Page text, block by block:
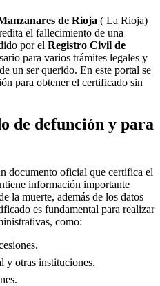
de Rioja ( La Rioja)
el fallecimiento de una
por el Registro Civil de
para varios trámites legales y
un ser querido. En este portal se
para obtener el certificado sin
de defunción y para
documento oficial que certifica el
información importante
la muerte, además de los datos
es fundamental para realizar
como:
y otras instituciones.